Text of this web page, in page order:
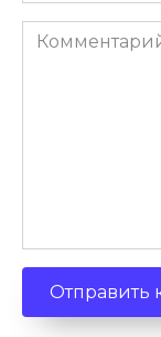
Комментарий